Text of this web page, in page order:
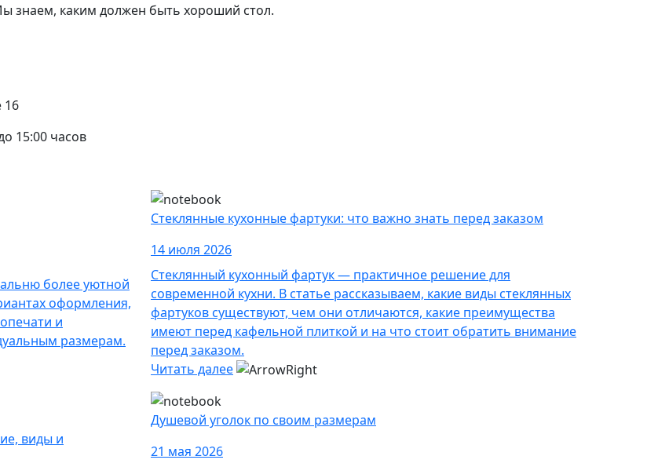
знаем, каким должен быть хороший стол.
16
15:00 часов
более уютной
оформления,
и
размерам.
Стеклянные кухонные фартуки: что важно знать перед заказом
14 июля 2026
Стеклянный кухонный фартук — практичное решение для
современной кухни. В статье рассказываем, какие виды стеклянных
фартуков существуют, чем они отличаются, какие преимущества
имеют перед кафельной плиткой и на что стоит обратить внимание
перед заказом.
Читать далее
виды и
Душевой уголок по своим размерам
21 мая 2026